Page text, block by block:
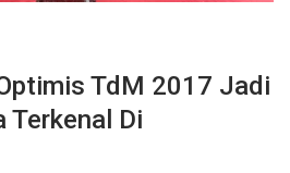
TdM 2017 Jadi
Terkenal Di